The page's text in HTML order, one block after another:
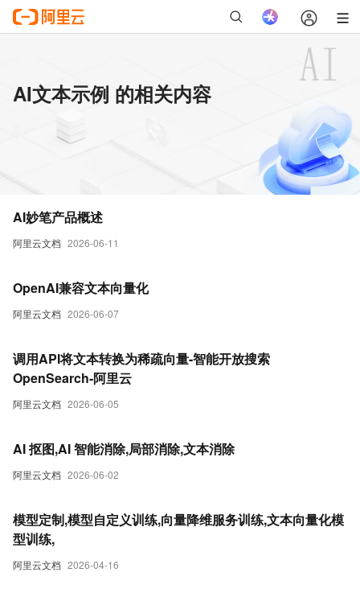
AI文本示例 的相关内容
阿里云文档 2026-06-11
AI妙笔产品概述
阿里云文档 2026-06-07
OpenAI兼容文本向量化
阿里云文档 2026-06-05
调用API将文本转换为稀疏向量-智能开放搜索
OpenSearch-阿里云
阿里云文档 2026-06-02
AI 抠图,AI 智能消除,局部消除,文本消除
阿里云文档 2026-04-16
模型定制,模型自定义训练,向量降维服务训练,文本向量化模
型训练,